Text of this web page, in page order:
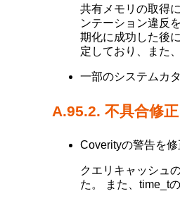
共有メモリの取得
ンテーション違反
期化に成功した後
定しており、また
一部のシステムカ
A.95.2. 不具合修正
Coverityの警告を
クエリキャッシュ
た。 また、time_t